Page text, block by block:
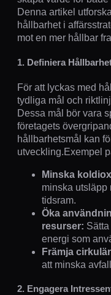
Denna artikel
hållbarhet i
mot en mer hållbar
1. Definiera
För att lyckas med
tydliga mål och
Dessa mål bör vara
företagets
hållbarhetsmål kan
utveckling.Exempel
Minska
minska utsläpp
tidsram.
Öka
resurser:
energi som
Främja
att minska
2. Engagera